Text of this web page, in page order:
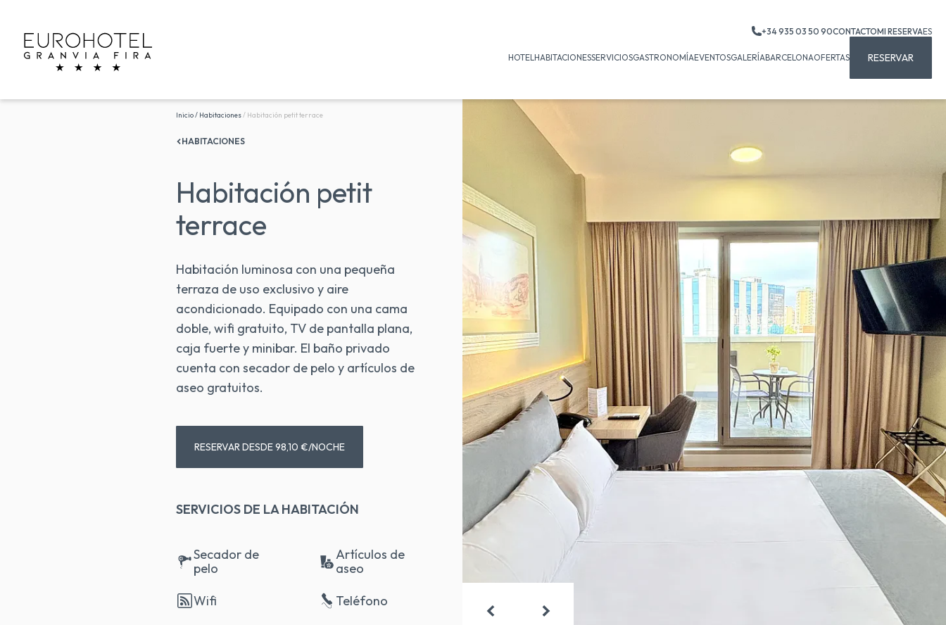
+34 935 03 50 90CONTACTOMI RESERVAES
HOTEL HABITACIONESSERVICIOSGASTRONOMÍAEVENTOSGALERÍABARCELONAOFERTAS RESERVAR
Inicio/ Habitaciones/ Habitación petit terrace
HABITACIONES
Habitación petit
terrace
Habitación luminosa con una pequeña
terraza de uso exclusivo y aire
acondicionado. Equipado con una cama
doble, wifi gratuito, TV de pantalla plana,
caja fuerte y minibar. El baño privado
cuenta con secador de pelo y artículos de
aseo gratuitos.
RESERVAR DESDE 98,10 €/NOCHE
SERVICIOS DE LA HABITACIÓN
Secador de
pelo
Artículos de
aseo
Wifi
Teléfono